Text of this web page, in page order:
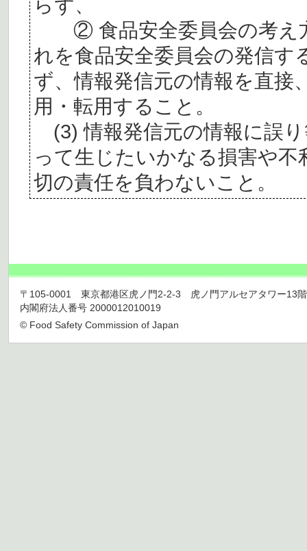
② 食品安全委員会の考え
れを食品安全委員会の発信す
ず、情報発信元の情報を直接
用・転用すること。
(3) 情報発信元の情報に誤
って生じたいかなる損害や
切の責任を負わないこと。
〒105-0001 東京都港区虎ノ門2-2-3 虎ノ門アルセアタワー13
内閣府法人番号 2000012010019
© Food Safety Commission of Japan